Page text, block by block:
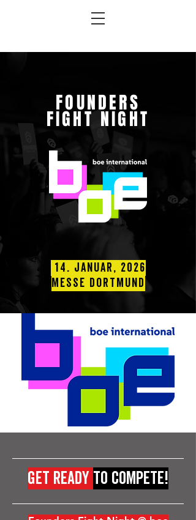
FOUNDERS
FIGHT NIGHT
14. januaR, 2026
messe DORTMUND
get readyto compete!